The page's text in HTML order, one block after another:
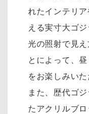
れたインテリ
える実寸大ゴ
光の照射で見
とによって、
をお楽しみいた
また、歴代ゴ
たアクリルブ